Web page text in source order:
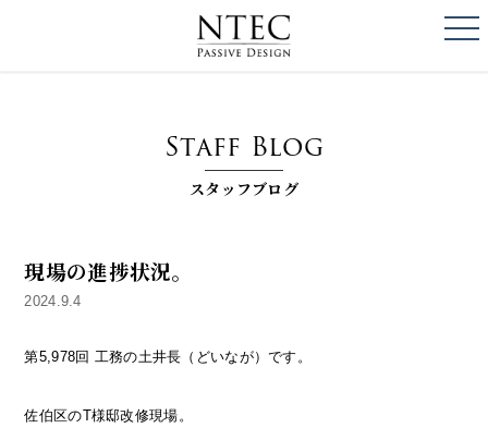
Staff Blog
スタッフブログ
現場の進捗状況。
2024.9.4
第5,978回 工務の土井長（どいなが）です。
佐伯区のT様邸改修現場。